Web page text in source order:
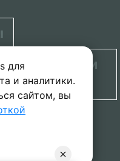
для
и аналитики.
сайтом, вы
обработки
данных
При
сcылка на сайт